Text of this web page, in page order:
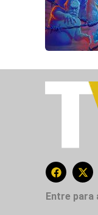
Entre para